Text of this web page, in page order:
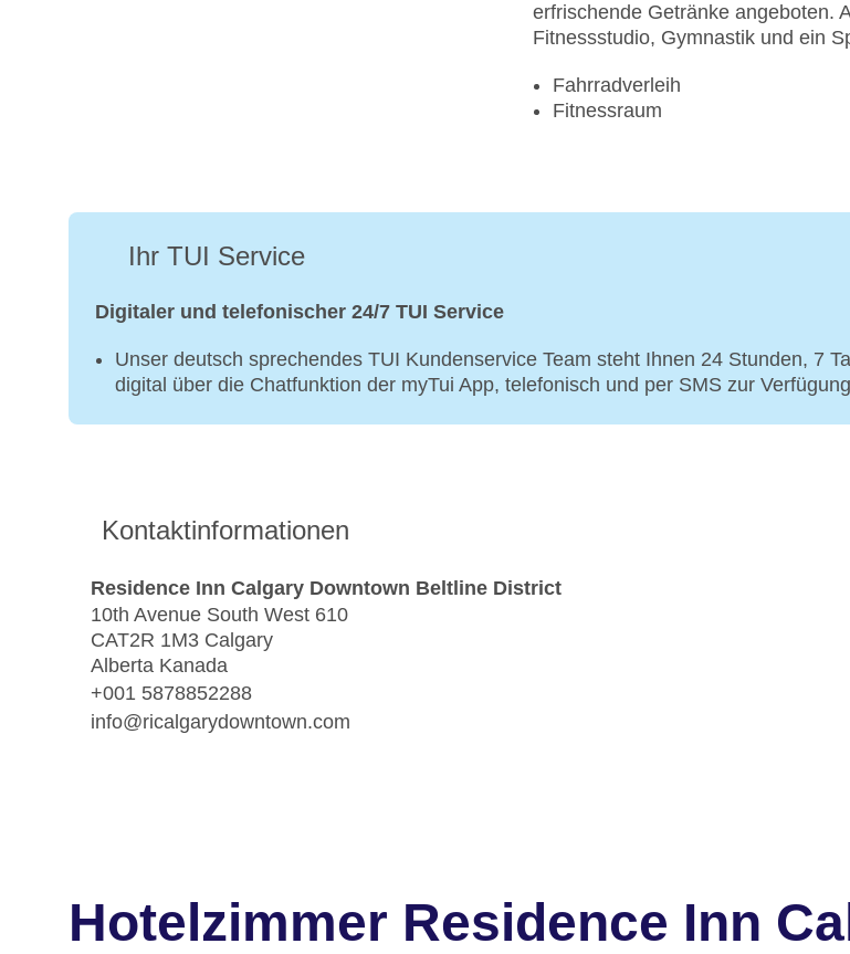
erfrischende Getränke angeboten.
Fitnessstudio, Gymnastik und ein
Fahrradverleih
Fitnessraum
Ihr TUI Service
Digitaler und telefonischer 24/7 TUI Service
Unser deutsch sprechendes TUI Kundenservice Team steht Ihnen 24 Stunden, 7
digital über die Chatfunktion der myTui App, telefonisch und per SMS zur
Kontaktinformationen
Residence Inn Calgary Downtown Beltline District
10th Avenue South West 610
CAT2R 1M3 Calgary
Alberta Kanada
+001 5878852288
info@ricalgarydowntown.com
Hotelzimmer Residence Inn